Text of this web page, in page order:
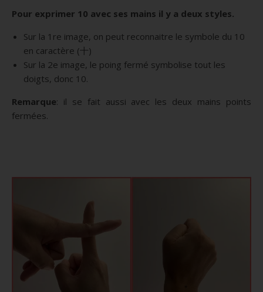
Pour exprimer 10 avec ses mains il y a deux styles.
Sur la 1re image, on peut reconnaitre le symbole du 10
en caractère (十)
Sur la 2e image, le poing fermé symbolise tout les
doigts, donc 10.
Remarque: il se fait aussi avec les deux mains points
fermées.